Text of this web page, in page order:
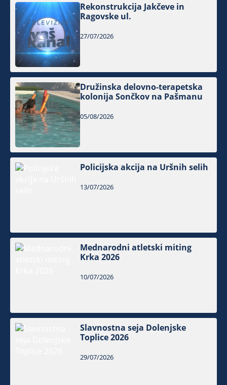
Rekonstrukcija Jakčeve in
Ragovske ul.
27/07/2026
Družinska delovno-terapetska
kolonija Sončkov na Pašmanu
05/08/2026
Policijska akcija na Uršnih selih
13/07/2026
Mednarodni atletski miting
Krka 2026
10/07/2026
Slavnostna seja Dolenjske
Toplice 2026
29/07/2026